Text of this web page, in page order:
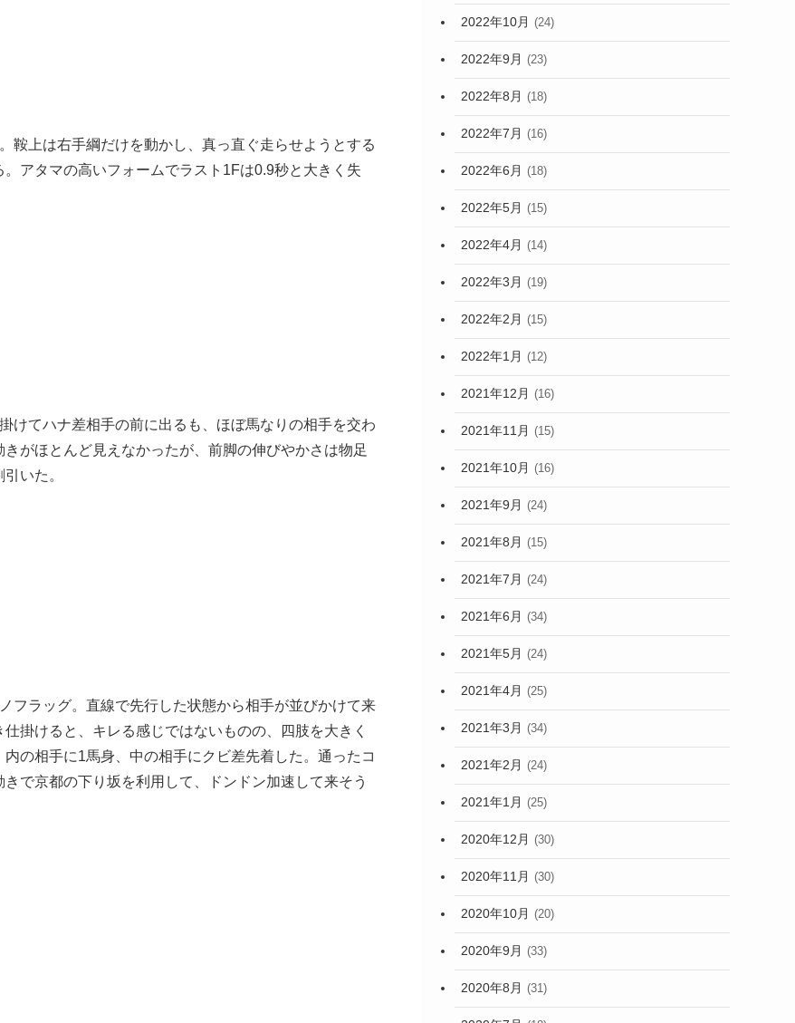
鞍上は右手綱だけを動かし、真っ直ぐ走らせようとする
アタマの高いフォームでラスト1Fは0.9秒と大きく失
けてハナ差相手の前に出るも、ほぼ馬なりの相手を交わ
がほとんど見えなかったが、前脚の伸びやかさは物足
いた。
フラッグ。直線で先行した状態から相手が並びかけて来
掛けると、キレる感じではないものの、四肢を大きく
の相手に1馬身、中の相手にクビ差先着した。通ったコ
で京都の下り坂を利用して、ドンドン加速して来そう
2022年10月 (24)
2022年9月 (23)
2022年8月 (18)
2022年7月 (16)
2022年6月 (18)
2022年5月 (15)
2022年4月 (14)
2022年3月 (19)
2022年2月 (15)
2022年1月 (12)
2021年12月 (16)
2021年11月 (15)
2021年10月 (16)
2021年9月 (24)
2021年8月 (15)
2021年7月 (24)
2021年6月 (34)
2021年5月 (24)
2021年4月 (25)
2021年3月 (34)
2021年2月 (24)
2021年1月 (25)
2020年12月 (30)
2020年11月 (30)
2020年10月 (20)
2020年9月 (33)
2020年8月 (31)